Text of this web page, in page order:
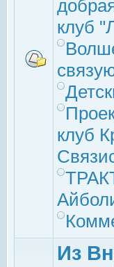
клуб
клуб
Из